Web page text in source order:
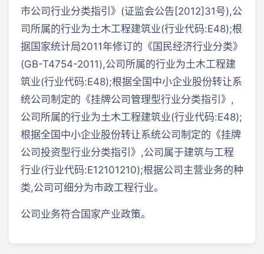
市公司行业分类指引》(证监会公告[2012]31号),公
司所属的行业为土木工程建筑业(行业代码:E48);根
据国家统计局2011年修订的《国民经济行业分类》
(GB-T4754-2011),公司所属的行业为土木工程建
筑业(行业代码:E48);根据全国中小企业股份转让系
统公司制定的《挂牌公司管理型行业分类指引》,
公司所属的行业为土木工程建筑业(行业代码:E48);
根据全国中小企业股份转让系统公司制定的《挂牌
公司投资型行业分类指引》,公司属于建筑与工程
行业(行业代码:E12101210);根据公司主营业务的种
类,公司可细分为市政工程行业。
公司业务符合国家产业政策。